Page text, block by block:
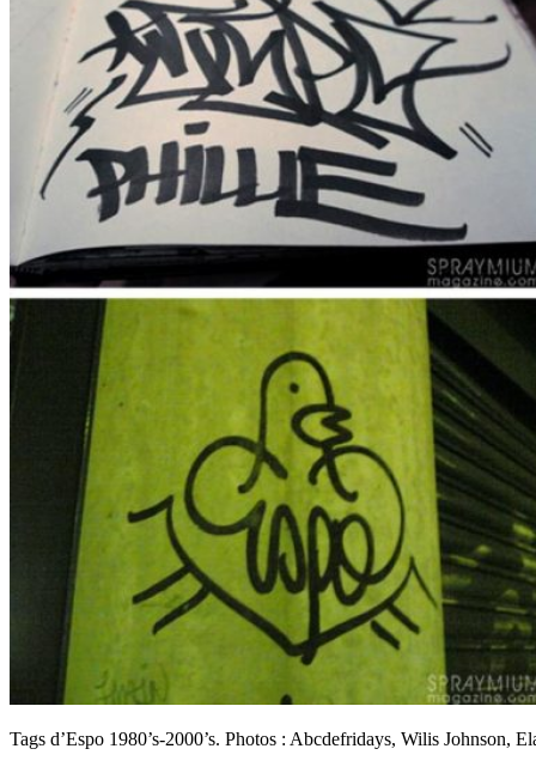
Tags d’Espo 1980’s-2000’s. Photos : Abcdefridays, Wilis Johnson,